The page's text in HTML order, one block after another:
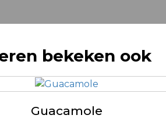
bekeken ook
Guacamole